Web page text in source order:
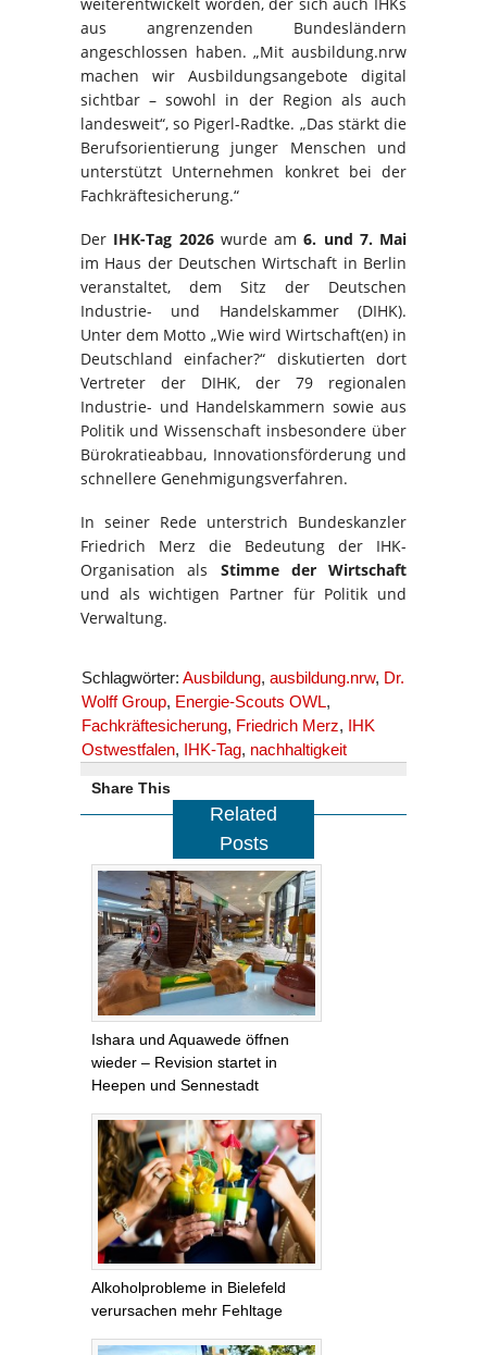
aus angrenzenden Bundesländern
angeschlossen haben. „Mit ausbildung.nrw
machen wir Ausbildungsangebote digital
sichtbar – sowohl in der Region als auch
landesweit“, so Pigerl-Radtke. „Das stärkt die
Berufsorientierung junger Menschen und
unterstützt Unternehmen konkret bei der
Fachkräftesicherung.“
Der IHK-Tag 2026wurde am6. und 7. Mai
im Haus der Deutschen Wirtschaft in Berlin
veranstaltet, dem Sitz der Deutschen
Industrie- und Handelskammer (DIHK).
Unter dem Motto „Wie wird Wirtschaft(en) in
Deutschland einfacher?“ diskutierten dort
Vertreter der DIHK, der 79 regionalen
Industrie- und Handelskammern sowie aus
Politik und Wissenschaft insbesondere über
Bürokratieabbau, Innovationsförderung und
schnellere Genehmigungsverfahren.
In seiner Rede unterstrich Bundeskanzler
Friedrich Merz die Bedeutung der IHK-
Organisation als Stimme der Wirtschaft
und als wichtigen Partner für Politik und
Verwaltung.
Schlagwörter: Ausbildung, ausbildung.nrw, Dr.
Wolff Group, Energie-Scouts OWL,
Fachkräftesicherung, Friedrich Merz, IHK
Ostwestfalen, IHK-Tag, nachhaltigkeit
Share This
Related
Posts
Ishara und Aquawede öffnen
wieder – Revision startet in
Heepen und Sennestadt
Alkoholprobleme in Bielefeld
verursachen mehr Fehltage